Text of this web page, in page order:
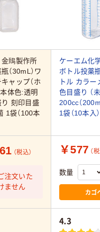
金鵄製作所
（30mL）ワ
ャップ（ホ
本体色:透明
り 刻印目盛
1袋（100本
ケーエム化
ボトル投薬
トル カラー
色目盛り （未
200cc（
1袋（10本入）
（税込）
注文いた
ません
￥577 （
数量
カゴ
4.3